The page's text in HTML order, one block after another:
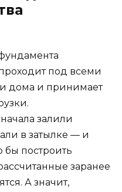
под всеми
дома и принимает
залили
в затылке — и
бы построить
заранее
А значит,